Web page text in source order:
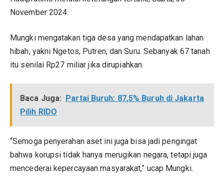
November 2024.
Mungki mengatakan tiga desa yang mendapatkan lahan
hibah, yakni Ngetos, Putren, dan Suru. Sebanyak 67 tanah
itu senilai Rp27 miliar jika dirupiahkan.
Baca Juga: Partai Buruh: 87,5% Buruh di Jakarta
Pilih RIDO
“Semoga penyerahan aset ini juga bisa jadi pengingat
bahwa korupsi tidak hanya merugikan negara, tetapi juga
mencederai kepercayaan masyarakat,” ucap Mungki.